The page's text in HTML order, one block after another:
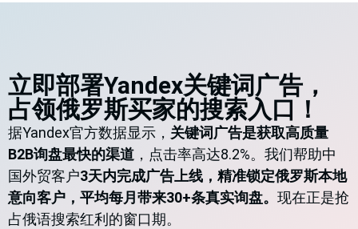
立即部署Yandex关键词广告，
占领俄罗斯买家的搜索入口！
据Yandex官方数据显示， 关键词广告是获取高质量
B2B询盘最快的渠道 ，点击率高达8.2%。我们帮助中
国外贸客户3天内完成广告上线，精准锁定俄罗斯本地
意向客户，平均每月带来30+条真实询盘。 现在正是抢
占俄语搜索红利的窗口期。